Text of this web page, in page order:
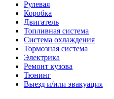
Рулевая
Коробка
Двигатель
Топливная система
Система охлаждения
Тормозная система
Электрика
Ремонт кузова
Тюнинг
Выезд и/или эвакуация